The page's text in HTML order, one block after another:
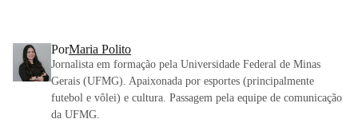
PorMaria Polito
Jornalista em formação pela Universidade Federal de Minas
Gerais (UFMG). Apaixonada por esportes (principalmente
futebol e vôlei) e cultura. Passagem pela equipe de comunicação
da UFMG.